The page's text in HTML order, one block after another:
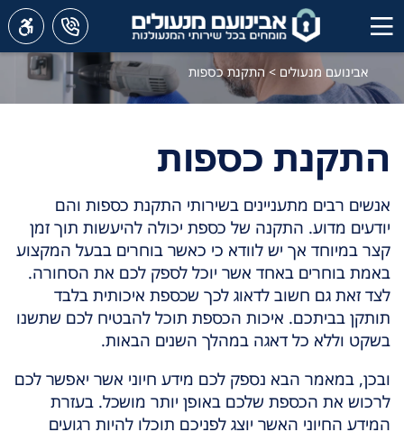
אבינועם מנעולים >התקנת כספות
התקנת כספות
אנשים רבים מתעניינים בשירותי התקנת כספות והם
יודעים מדוע. התקנה של כספת יכולה להיעשות תוך זמן
קצר במיוחד אך יש לוודא כי כאשר בוחרים בבעל המקצוע
באמת בוחרים באחד אשר יוכל לספק לכם את הסחורה.
לצד זאת גם חשוב לדאוג לכך שכספת איכותית בלבד
תותקן בביתכם. איכות הכספת תוכל להבטיח לכם שתשנו
בשקט וללא כל דאגה במהלך השנים הבאות.
ובכן, במאמר הבא נספק לכם מידע חיוני אשר יאפשר לכם
לרכוש את הכספת שלכם באופן יותר מושכל. בעזרת
המידע החיוני האשר יוצג לפניכם תוכלו להיות רגועים